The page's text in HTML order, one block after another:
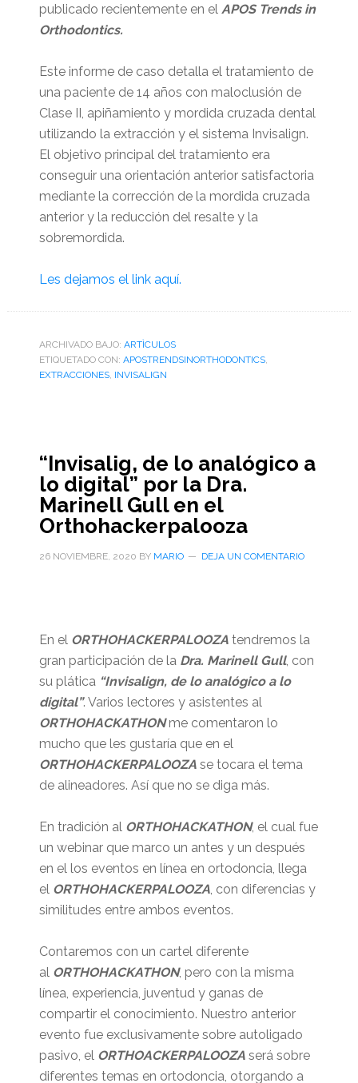
publicado recientemente en el APOS Trends in
Orthodontics.
Este informe de caso detalla el tratamiento de
una paciente de 14 años con maloclusión de
Clase II, apiñamiento y mordida cruzada dental
utilizando la extracción y el sistema Invisalign.
El objetivo principal del tratamiento era
conseguir una orientación anterior satisfactoria
mediante la corrección de la mordida cruzada
anterior y la reducción del resalte y la
sobremordida.
Les dejamos el link aquí.
ARCHIVADO BAJO: ARTÌCULOS
ETIQUETADO CON: APOSTRENDSINORTHODONTICS,
EXTRACCIONES, INVISALIGN
“Invisalig, de lo analógico a
lo digital” por la Dra.
Marinell Gull en el
Orthohackerpalooza
26 NOVIEMBRE, 2020 BY MARIO DEJA UN COMENTARIO
En el ORTHOHACKERPALOOZAtendremos la
gran participación de la Dra. Marinell Gull, con
su plática “Invisalign, de lo analógico a lo
digital”. Varios lectores y asistentes al
ORTHOHACKATHONme comentaron lo
mucho que les gustaría que en el
ORTHOHACKERPALOOZAse tocara el tema
de alineadores. Así que no se diga más.
En tradición al ORTHOHACKATHON, el cual fue
un webinar que marco un antes y un después
en el los eventos en línea en ortodoncia, llega
el ORTHOHACKERPALOOZA, con diferencias y
similitudes entre ambos eventos.
Contaremos con un cartel diferente
al ORTHOHACKATHON, pero con la misma
línea, experiencia, juventud y ganas de
compartir el conocimiento. Nuestro anterior
evento fue exclusivamente sobre autoligado
pasivo, el ORTHOACKERPALOOZAserá sobre
diferentes temas en ortodoncia, otorgando a